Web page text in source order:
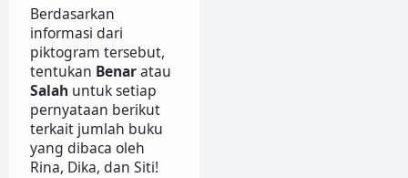
Berdasarkan
informasi dari
piktogram tersebut,
tentukan Benaratau
Salah untuk setiap
pernyataan berikut
terkait jumlah buku
yang dibaca oleh
Rina, Dika, dan Siti!